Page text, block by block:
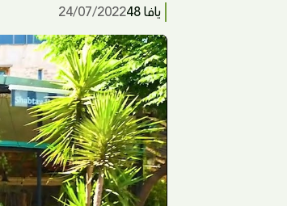
يافا 48 24/07/2022